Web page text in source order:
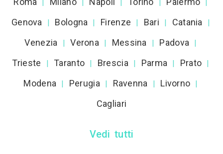
Genova | Bologna | Firenze | Bari | Catania |
Venezia | Verona | Messina | Padova |
Trieste | Taranto | Brescia | Parma | Prato |
Modena | Perugia | Ravenna | Livorno |
Cagliari
Vedi tutti